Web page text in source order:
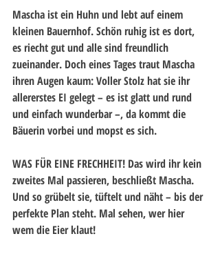
Mascha ist ein Huhn und lebt auf einem
kleinen Bauernhof. Schön ruhig ist es dort,
es riecht gut und alle sind freundlich
zueinander. Doch eines Tages traut Mascha
ihren Augen kaum: Voller Stolz hat sie ihr
allererstes EI gelegt – es ist glatt und rund
und einfach wunderbar –, da kommt die
Bäuerin vorbei und mopst es sich.
WAS FÜR EINE FRECHHEIT! Das wird ihr kein
zweites Mal passieren, beschließt Mascha.
Und so grübelt sie, tüftelt und näht – bis der
perfekte Plan steht. Mal sehen, wer hier
wem die Eier klaut!